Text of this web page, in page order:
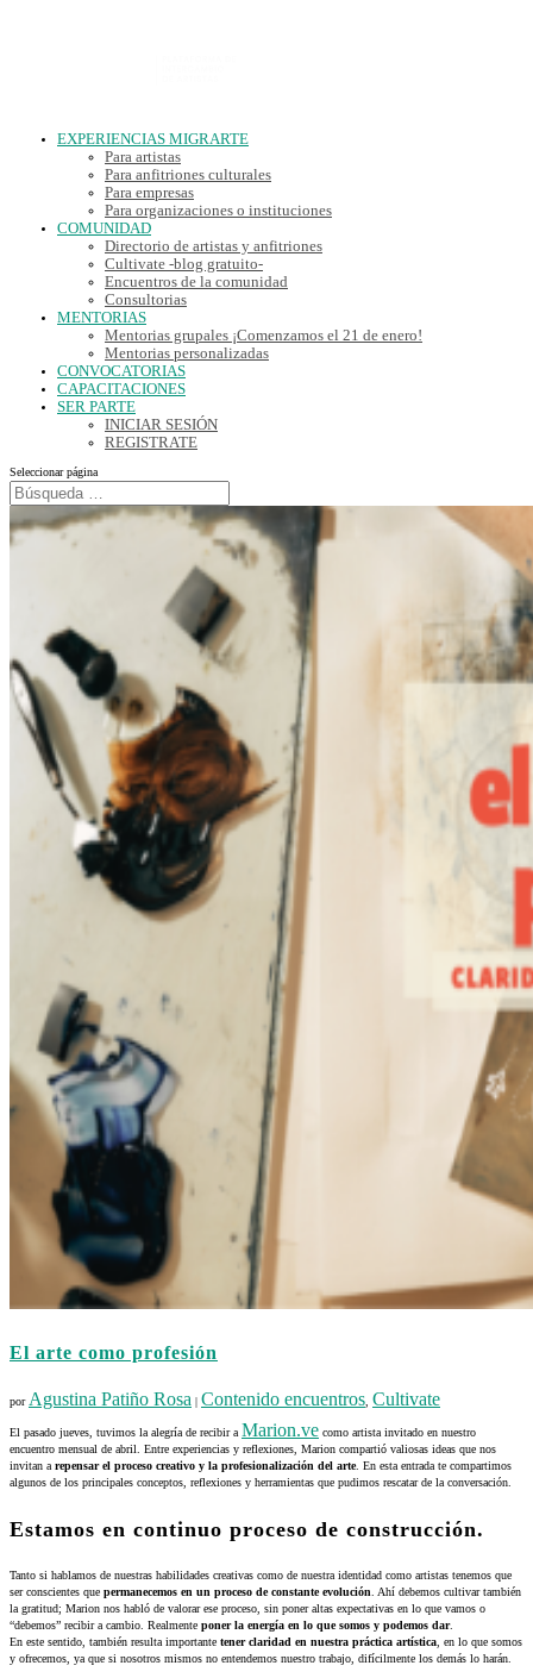
EXPERIENCIAS MIGRARTE
Para artistas
Para anfitriones culturales
Para empresas
Para organizaciones o instituciones
COMUNIDAD
Directorio de artistas y anfitriones
Cultivate -blog gratuito-
Encuentros de la comunidad
Consultorias
MENTORIAS
Mentorias grupales ¡Comenzamos el 21 de enero!
Mentorias personalizadas
CONVOCATORIAS
CAPACITACIONES
SER PARTE
INICIAR SESIÓN
REGISTRATE
Seleccionar página
El arte como profesión
por Agustina Patiño Rosa | Contenido encuentros Cultivate
El pasado jueves, tuvimos la alegría de recibir a Marion.ve como artista invitado en nuestro
encuentro mensual de abril. Entre experiencias y reflexiones, Marion compartió valiosas ideas que nos
invitan a repensar el proceso creativo y la profesionalización del arte. En esta entrada te compartimos
algunos de los principales conceptos, reflexiones y herramientas que pudimos rescatar de la conversación.
Estamos en continuo proceso de construcción.
Tanto si hablamos de nuestras habilidades creativas como de nuestra identidad como artistas tenemos que
ser conscientes que permanecemos en un proceso de constante evolución . Ahí debemos cultivar también
la gratitud; Marion nos habló de valorar ese proceso, sin poner altas expectativas en lo que vamos o
“debemos” recibir a cambio. Realmente poner la energía en lo que somos y podemos dar.
En este sentido, también resulta importante tener claridad en nuestra práctica artística , en lo que somos
y ofrecemos, ya que si nosotros mismos no entendemos nuestro trabajo, difícilmente los demás lo harán.